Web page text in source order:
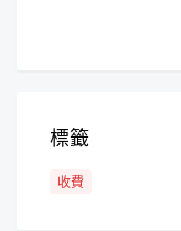
標籤
收費